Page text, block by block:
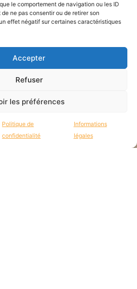
le comportement de navigation ou les ID
ne pas consentir ou de retirer son
effet négatif sur certaines caractéristiques
Accepter
Refuser
les préférences
Politique de
confidentialité
Informations
légales
Restons en lien !
mois, reçois des
missions par mail :